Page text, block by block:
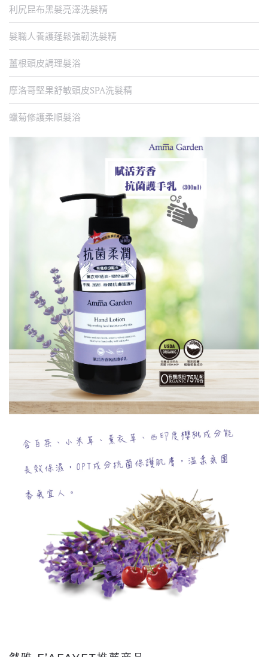
利尻昆布黑髮亮澤洗髮精
髮職人養護蓬鬆強韌洗髮精
薑根頭皮調理髮浴
摩洛哥堅果舒敏頭皮SPA洗髮精
蠟菊修護柔順髮浴